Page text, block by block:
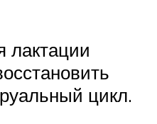
лактации
цикл.